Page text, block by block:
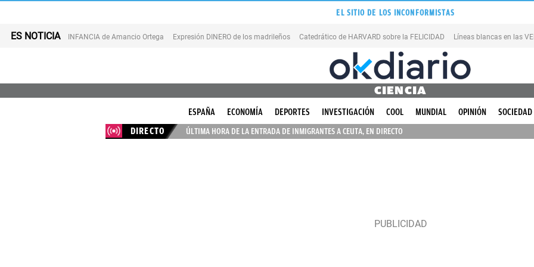
EL SITIO DE LOS INCONFORMISTAS
ES NOTICIA INFANCIA de Amancio Ortega Expresión DINERO de los madrileños Catedrático de HARVARD sobre la FELICIDAD Líneas blancas en las
CIENCIA
ESPAÑA ECONOMÍA DEPORTES INVESTIGACIÓN COOL MUNDIAL OPINIÓN SOCIEDAD
DIRECTO
ÚLTIMA HORA DE LA ENTRADA DE INMIGRANTES A CEUTA, EN DIRECTO